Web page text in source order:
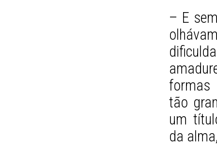
– E
formas
tão
um
da